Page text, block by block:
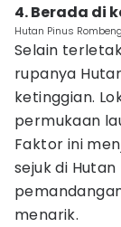
4. Berada di
Hutan Pinus
Selain
rupanya
ketinggian.
permukaan
Faktor ini
sejuk di Hutan
menarik.